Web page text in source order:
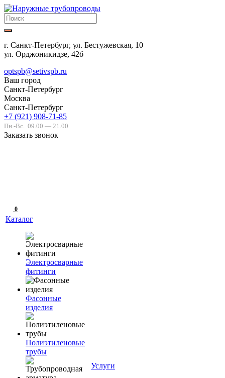
г. Санкт-Петербург, ул. Бестужевская, 10
ул. Орджоникидзе, 42б
optspb@setivspb.ru
Ваш город
Санкт-Петербург
Москва
Санкт-Петербург
+7 (921) 908-71-85
Пн.-Вс. 09.00 — 21.00
Заказать звонок
0
Каталог
Электросварные
фитинги
Фасонные
изделия
Полиэтиленовые
трубы
Услуги